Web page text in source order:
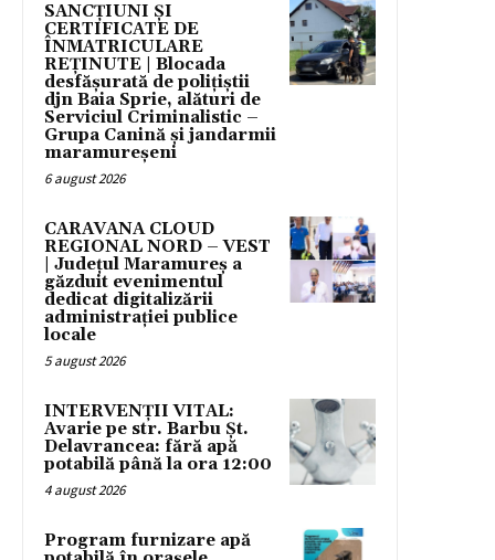
SANCȚIUNI ȘI
CERTIFICATE DE
ÎNMATRICULARE
REȚINUTE | Blocada
desfășurată de polițiștii
djn Baia Sprie, alături de
Serviciul Criminalistic –
Grupa Canină și jandarmii
maramureșeni
6 august 2026
CARAVANA CLOUD
REGIONAL NORD – VEST
| Județul Maramureș a
găzduit evenimentul
dedicat digitalizării
administrației publice
locale
5 august 2026
INTERVENȚII VITAL:
Avarie pe str. Barbu Șt.
Delavrancea: fără apă
potabilă până la ora 12:00
4 august 2026
Program furnizare apă